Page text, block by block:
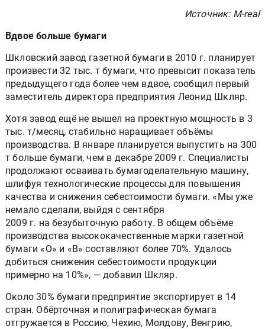
Источник: M-real
Вдвое больше бумаги
Шкловский завод газетной бумаги в 2010 г. планирует
произвести 32 тыс. т бумаги, что превысит показатель
предыдущего года более чем вдвое, сообщил первый
заместитель директора предприятия Леонид Шкляр.
Хотя завод ещё не вышел на проектную мощность в 3
тыс. т/месяц, стабильно наращивает объёмы
производства. В январе планируется выпустить на 300
т больше бумаги, чем в декабре 2009 г. Специалисты
продолжают осваивать бумагоделательную машину,
шлифуя технологические процессы для повышения
качества и снижения себестоимости бумаги. «Мы уже
немало сделали, выйдя с сентября
2009 г. на безубыточную работу. В общем объёме
производства высококачественные марки газетной
бумаги «О» и «В» составляют более 70%. Удалось
добиться снижения себестоимости продукции
примерно на 10%», — добавил Шкляр.
Около 30% бумаги предприятие экспортирует в 14
стран. Обёрточная и полиграфическая бумага
отгружается в Россию, Чехию, Молдову, Венгрию,